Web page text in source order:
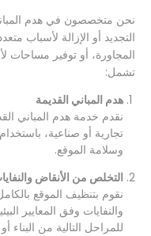
نحن متخصصون في هدم
التجديد أو الإزالة لأسباب
المجاورة، أو توفير مساحات
تشمل:
هدم المباني القديمة
نقدم خدمة هدم المباني
تجارية أو صناعية،
وسلامة الموقع.
التخلص من الأنقاض
نقوم بتنظيف الموقع
والنفايات وفق المعايير
للمراحل التالية من البناء